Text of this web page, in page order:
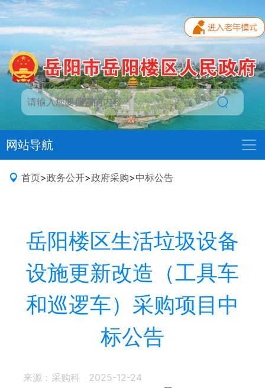
网站导航
首页>政务公开>政府采购>中标公告
岳阳楼区生活垃圾设备
设施更新改造（工具车
和巡逻车）采购项目中
标公告
来源：采购科
2025-12-24